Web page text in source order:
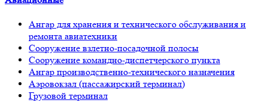
Ангар для хранения и технического обслуживания и
ремонта авиатехники
Сооружение взлетно-посадочной полосы
Сооружение командно-диспетчерского пункта
Ангар производственно-технического назначения
Аэровокзал (пассажирский терминал)
Грузовой терминал